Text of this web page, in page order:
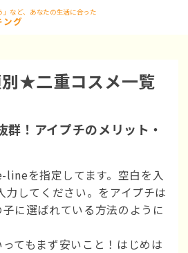
」など、あなたの生活に合った
ング
★二重コスメ一覧
！アイプチのメリット・
を指定してます。空白を入
力してください。をアイプチは
に選ばれている方法のように
てもまず安いこと！はじめは